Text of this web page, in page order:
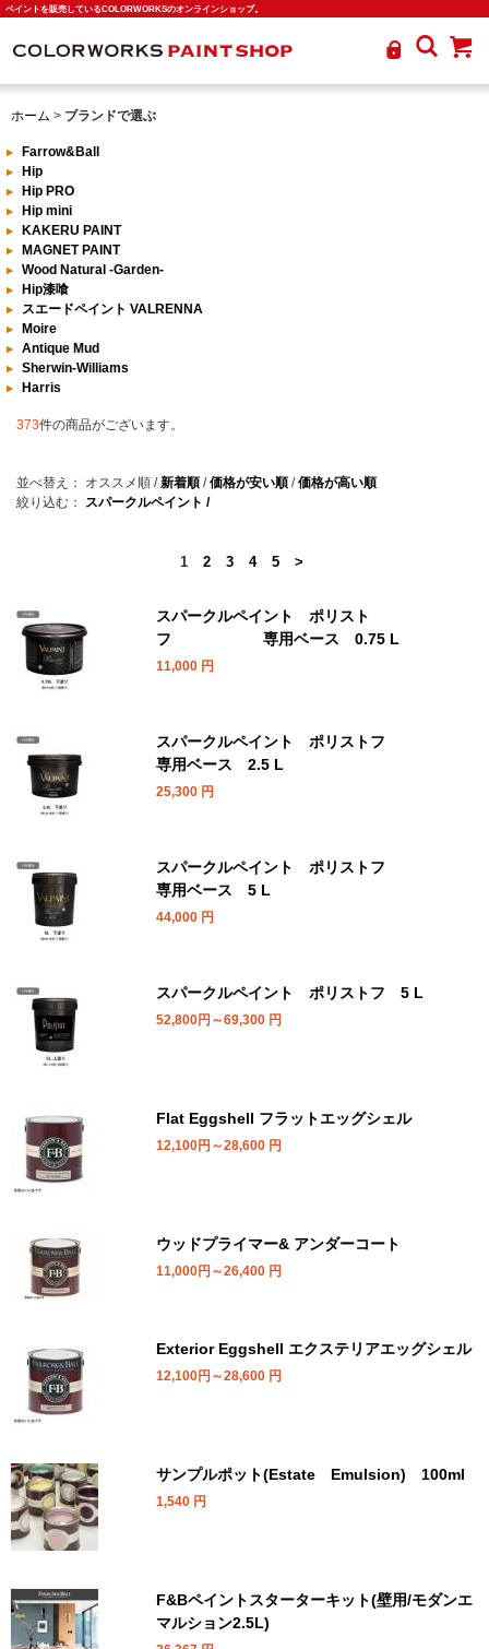
ペイントを販売しているCOLORWORKSのオンラインショップ。
ホーム > ブランドで選ぶ
Farrow&Ball
Hip
Hip PRO
Hip mini
KAKERU PAINT
MAGNET PAINT
Wood Natural -Garden-
Hip漆喰
スエードペイント VALRENNA
Moire
Antique Mud
Sherwin-Williams
Harris
373件の商品がございます。
並べ替え： オススメ順 /新着順 /価格が安い順 /価格が高い順
絞り込む： スパークルペイント /
1 2 3 4 5 >
スパークルペイント ポリスト
フ 専用ベース 0.75 L
11,000 円
スパークルペイント ポリストフ
専用ベース 2.5 L
25,300 円
スパークルペイント ポリストフ
専用ベース 5 L
44,000 円
スパークルペイント ポリストフ 5 L
52,800円～69,300 円
Flat Eggshell フラットエッグシェル
12,100円～28,600 円
ウッドプライマー& アンダーコート
11,000円～26,400 円
Exterior Eggshell エクステリアエッグシェル
12,100円～28,600 円
サンプルポット(Estate Emulsion) 100ml
1,540 円
F&Bペイントスターターキット(壁用/モダンエ
マルション2.5L)